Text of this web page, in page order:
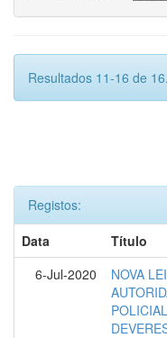
Resultados 11-16 de 16.
Registos:
Data
Título
6-Jul-2020
NOVA